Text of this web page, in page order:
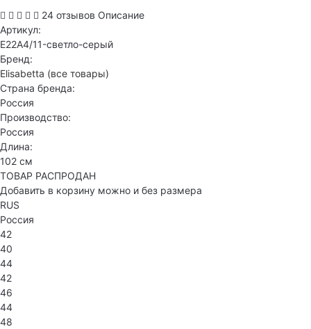
24 отзывов Описание
Артикул:
E22A4/11-светло-серый
Бренд:
Elisabetta (все товары)
Страна бренда:
Россия
Производство:
Россия
Длина:
102 см
ТОВАР РАСПРОДАН
Добавить в корзину можно и без размера
RUS
Россия
42
40
44
42
46
44
48